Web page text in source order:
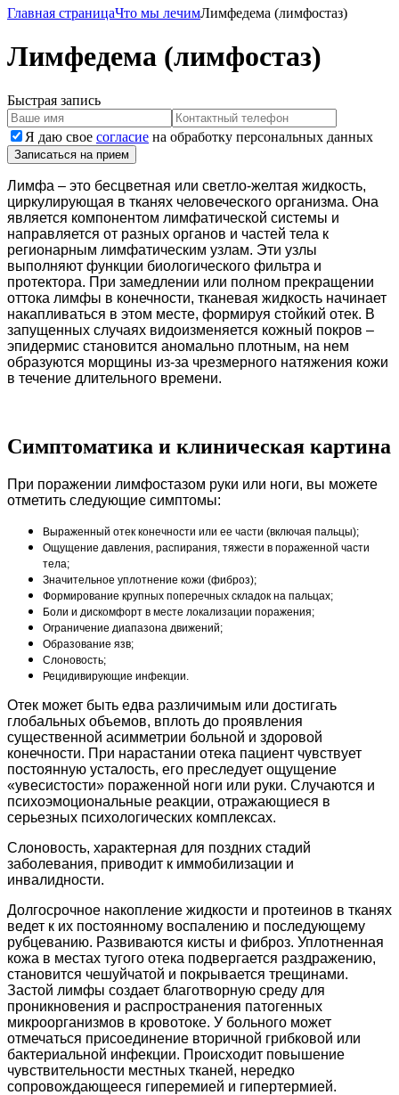
Главная страницаЧто мы лечимЛимфедема (лимфостаз)
Лимфедема (лимфостаз)
Быстрая запись
Я даю свое согласие на обработку персональных данных
Записаться на прием
Лимфа – это бесцветная или светло-желтая жидкость,
циркулирующая в тканях человеческого организма. Она
является компонентом лимфатической системы и
направляется от разных органов и частей тела к
регионарным лимфатическим узлам. Эти узлы
выполняют функции биологического фильтра и
протектора. При замедлении или полном прекращении
оттока лимфы в конечности, тканевая жидкость начинает
накапливаться в этом месте, формируя стойкий отек. В
запущенных случаях видоизменяется кожный покров –
эпидермис становится аномально плотным, на нем
образуются морщины из-за чрезмерного натяжения кожи
в течение длительного времени.
Симптоматика и клиническая картина
При поражении лимфостазом руки или ноги, вы можете
отметить следующие симптомы:
Выраженный отек конечности или ее части (включая пальцы);
Ощущение давления, распирания, тяжести в пораженной части
тела;
Значительное уплотнение кожи (фиброз);
Формирование крупных поперечных складок на пальцах;
Боли и дискомфорт в месте локализации поражения;
Ограничение диапазона движений;
Образование язв;
Слоновость;
Рецидивирующие инфекции.
Отек может быть едва различимым или достигать
глобальных объемов, вплоть до проявления
существенной асимметрии больной и здоровой
конечности. При нарастании отека пациент чувствует
постоянную усталость, его преследует ощущение
«увесистости» пораженной ноги или руки. Случаются и
психоэмоциональные реакции, отражающиеся в
серьезных психологических комплексах.
Слоновость, характерная для поздних стадий
заболевания, приводит к иммобилизации и
инвалидности.
Долгосрочное накопление жидкости и протеинов в тканях
ведет к их постоянному воспалению и последующему
рубцеванию. Развиваются кисты и фиброз. Уплотненная
кожа в местах тугого отека подвергается раздражению,
становится чешуйчатой и покрывается трещинами.
Застой лимфы создает благотворную среду для
проникновения и распространения патогенных
микроорганизмов в кровотоке. У больного может
отмечаться присоединение вторичной грибковой или
бактериальной инфекции. Происходит повышение
чувствительности местных тканей, нередко
сопровождающееся гиперемией и гипертермией.